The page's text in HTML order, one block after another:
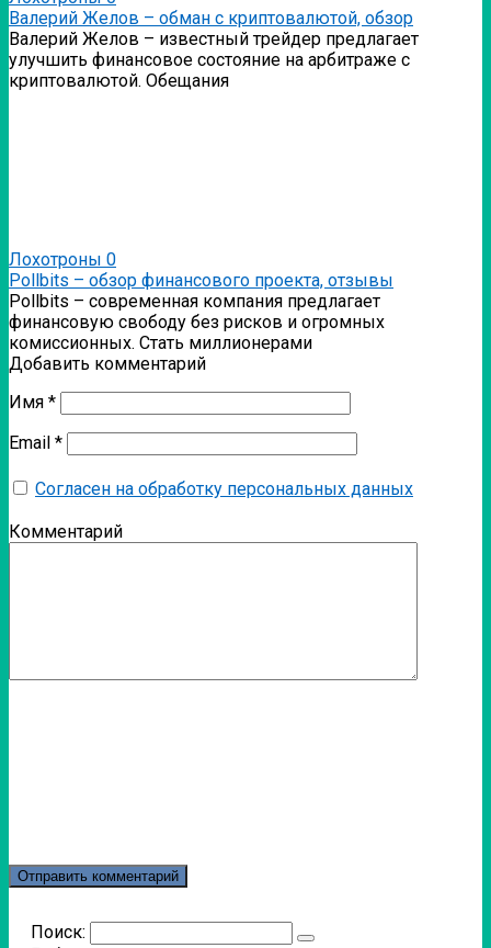
Валерий Желов – обман с криптовалютой, обзор
Валерий Желов – известный трейдер предлагает
улучшить финансовое состояние на арбитраже с
криптовалютой. Обещания
Лохотроны 0
Pollbits – обзор финансового проекта, отзывы
Pollbits – современная компания предлагает
финансовую свободу без рисков и огромных
комиссионных. Стать миллионерами
Добавить комментарий
Имя *
Email *
Согласен на обработку персональных данных
Комментарий
Поиск: